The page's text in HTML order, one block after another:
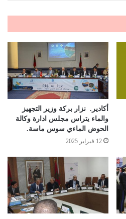
أكادير. نزار بركة وزير التجهيز
والماء يتراس مجلس ادارة وكالة
الحوض الماءي سوس ماسة.
12 فبراير 2025